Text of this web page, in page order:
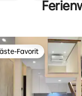
Gäste-Favorit.
Favorit